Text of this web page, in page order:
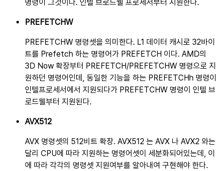
명령이 그것이다. 인텔 브로드웰 프로세서부터 지원한다.
PREFETCHW
PREFETCHW 명령셋을 의미한다. L1 데이터 캐시로 32바이
트를 Prefetch 하는 명령어가 PREFETCH 이다. AMD의
3D Now 확장부터 PREFETCH/PREFETCHW 명령으로 지
원하던 명령어인데, 동일한 기능을 하는 PREFETCHh 명령이
인텔프로세서에서 지원되다가 PREFETCHW 명령이 인텔 브
로드웰부터 지원된다.
AVX512
AVX 명령셋의 512비트 확장. AVX512 는 AVX 나 AVX2 와는
달리 CPU에 따라 지원하는 명령어셋이 세분화되어있는데, 이
에 따라 각각의 명령셋 지원여부를 알아내여 구현해야 한다.